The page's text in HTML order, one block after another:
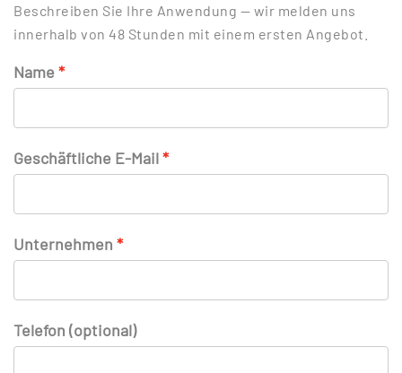
Beschreiben Sie Ihre Anwendung — wir melden uns
innerhalb von 48 Stunden mit einem ersten Angebot.
Name
Geschäftliche E-Mail
Unternehmen
Telefon (optional)